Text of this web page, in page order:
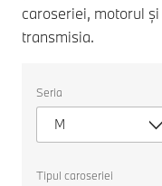
caroseriei, motorul și
transmisia.
următoarele
proprietăți
pentru
a
o
Seria
M
Tipul caroseriei